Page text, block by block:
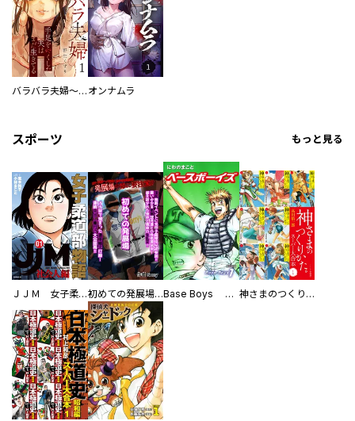
バラバラ夫婦～手足をなくした夫はまだ生きてる オンナムラ
スポーツ もっと見る
ＪＪＭ 女子柔道部物語 社会人編 初めての発展場 【白抜き修正版】 Base Boys 新装版 神さまのつくりかた。スーパー大合本